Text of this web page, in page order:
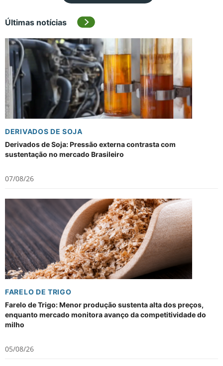
Últimas notícias
DERIVADOS DE SOJA
Derivados de Soja: Pressão externa contrasta com
sustentação no mercado Brasileiro
07/08/26
FARELO DE TRIGO
Farelo de Trigo: Menor produção sustenta alta dos preços,
enquanto mercado monitora avanço da competitividade do
milho
05/08/26